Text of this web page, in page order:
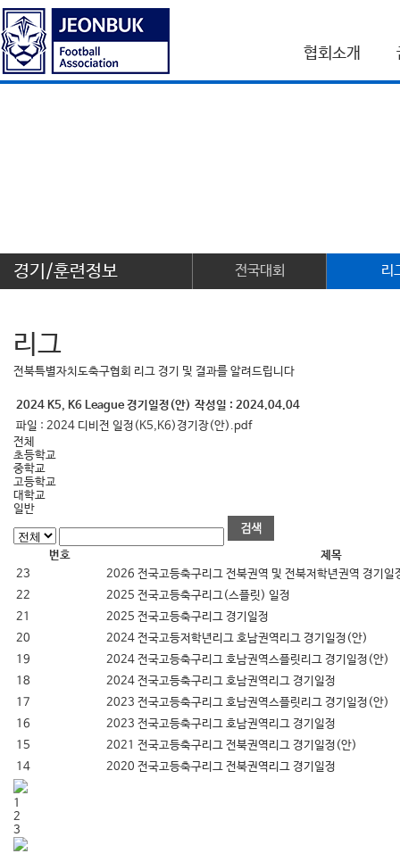
협회소개
경기/훈련정보 전국대회 리
리그
전북특별자치도축구협회 리그 경기 및 결과를 알려드립니다
2024 K5, K6 League 경기일정(안) 작성일 : 2024.04.04
파일 : 2024 디비전 일정(K5,K6)경기장(안).pdf
전체
초등학교
중학교
고등학교
대학교
일반
번호
제목
23
2026 전국고등축구리그 전북권역 및 전북저학년권역 경기일
22
2025 전국고등축구리그(스플릿) 일정
21
2025 전국고등축구리그 경기일정
20
2024 전국고등저학년리그 호남권역리그 경기일정(안)
19
2024 전국고등축구리그 호남권역스플릿리그 경기일정(안)
18
2024 전국고등축구리그 호남권역리그 경기일정
17
2023 전국고등축구리그 호남권역스플릿리그 경기일정(안)
16
2023 전국고등축구리그 호남권역리그 경기일정
15
2021 전국고등축구리그 전북권역리그 경기일정(안)
14
2020 전국고등축구리그 전북권역리그 경기일정
1
2
3